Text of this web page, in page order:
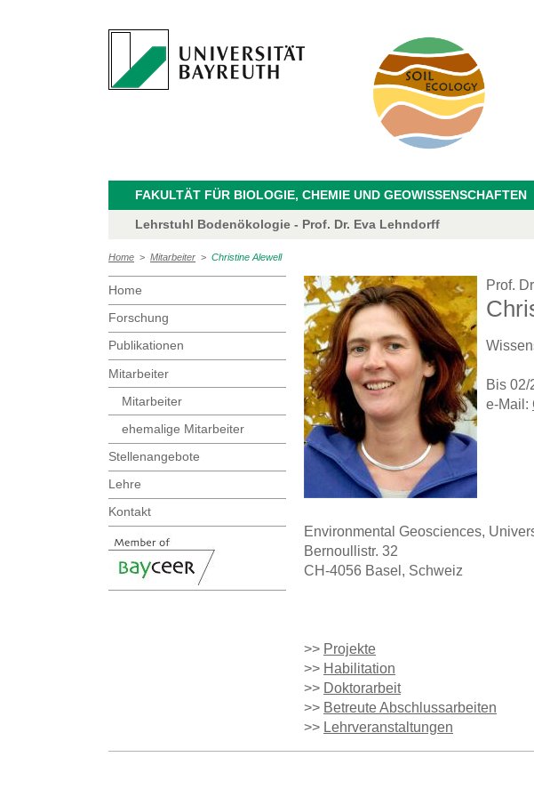
FAKULTÄT FÜR BIOLOGIE, CHEMIE UND GEOWISSENSCHAFTEN
Lehrstuhl Bodenökologie - Prof. Dr. Eva Lehndorff
Home > Mitarbeiter > Christine Alewell
Home
Forschung
Publikationen
Mitarbeiter
Mitarbeiter
ehemalige Mitarbeiter
Stellenangebote
Lehre
Kontakt
Prof.
Bis
e-Mail:
Environmental Geosciences,
Bernoullistr. 32
CH-4056 Basel, Schweiz
>> Projekte
>> Habilitation
>> Doktorarbeit
>> Betreute Abschlussarbeiten
>> Lehrveranstaltungen